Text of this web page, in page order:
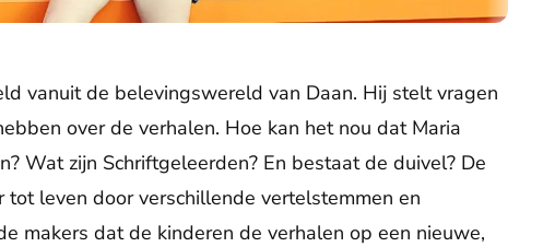
vanuit de belevingswereld van Daan. Hij stelt vragen
over de verhalen. Hoe kan het nou dat Maria
Wat zijn Schriftgeleerden? En bestaat de duivel? De
tot leven door verschillende vertelstemmen en
makers dat de kinderen de verhalen op een nieuwe,